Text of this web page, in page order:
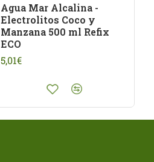
Agua Mar Alcalina -
Electrolitos Coco y
Manzana 500 ml Refix
ECO
5,01€